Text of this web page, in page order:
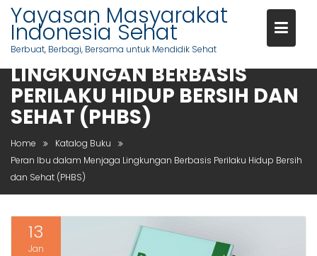
Yayasan Masyarakat
Indonesia Sehat
Berbuat, Berbagi, Bersama untuk Mendidik Sehat
PERAN IBU DALAM MENJAGA
LINGKUNGAN BERBASIS
PERILAKU HIDUP BERSIH DAN
SEHAT (PHBS)
Home
Katalog Buku
Peran Ibu dalam Menjaga Lingkungan Berbasis Perilaku Hidup Bersih
dan Sehat (PHBS)
13
Jan